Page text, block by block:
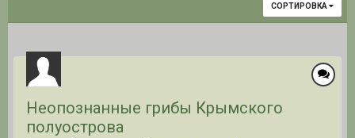
СОРТИРОВКА
Неопознанные грибы Крымского
полуострова